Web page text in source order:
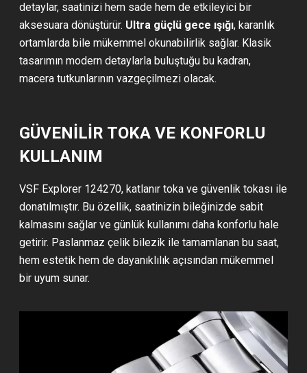
detaylar, saatinizi hem sade hem de etkileyici bir
aksesuara dönüştürür. Ultra güçlü gece ışığı, karanlık
ortamlarda bile mükemmel okunabilirlik sağlar. Klasik
tasarımın modern detaylarla buluştuğu bu kadran,
macera tutkunlarının vazgeçilmezi olacak.
GÜVENILIR TOKA VE KONFORLU
KULLANIM
VSF Explorer 124270, katlanır toka ve güvenlik tokası ile
donatılmıştır. Bu özellik, saatinizin bileğinizde sabit
kalmasını sağlar ve günlük kullanımı daha konforlu hale
getirir. Paslanmaz çelik bilezik ile tamamlanan bu saat,
hem estetik hem de dayanıklılık açısından mükemmel
bir uyum sunar.